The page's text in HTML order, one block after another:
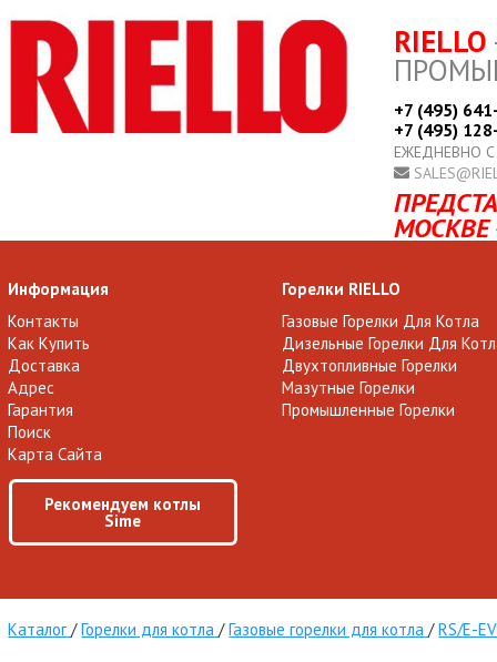
RIELLO
+7 (495)
+7 (495)
ЕЖЕДНЕВНО
МОСКВЕ
Информация
Контакты
Как Купить
Доставка
Адрес
Гарантия
Поиск
Карта Сайта
Рекомендуем котлы
Sime
Горелки RIELLO
Газовые Горелки Для Котла
Дизельные Горелки Для
Двухтопливные Горелки
Мазутные Горелки
Промышленные Горелки
Каталог /Горелки для котла /Газовые горелки для котла /RS/E-